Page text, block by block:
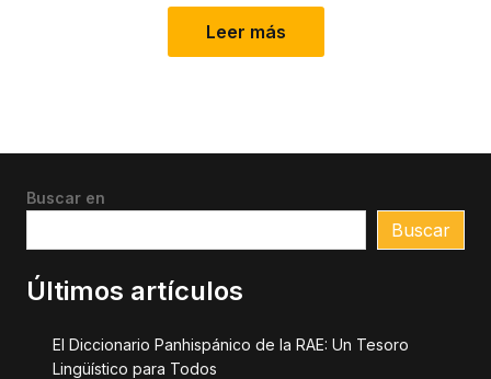
Leer más
Buscar en
Buscar
Últimos artículos
El Diccionario Panhispánico de la RAE: Un Tesoro
Lingüístico para Todos